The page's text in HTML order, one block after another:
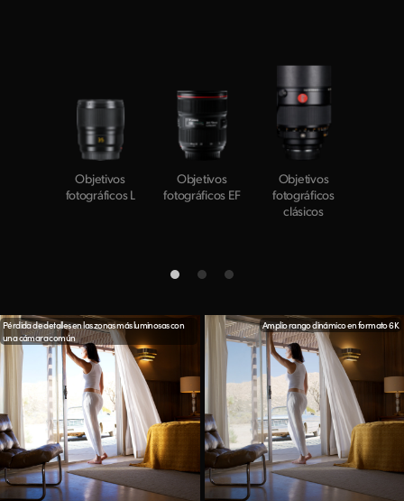
Objetivos
fotográficos L
Objetivos
fotográficos EF
Objetivos
fotográficos
clásicos
Pérdida de detalles en las zonas más luminosas con
una cámara común
Amplio rango dinámico en formato 6K